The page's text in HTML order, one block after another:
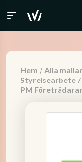
Hem / Alla mallar
Styrelsearbete /
PM